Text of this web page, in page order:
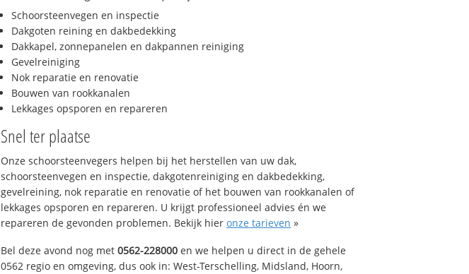
Schoorsteenvegen en inspectie
Dakgoten reining en dakbedekking
Dakkapel, zonnepanelen en dakpannen reiniging
Gevelreiniging
Nok reparatie en renovatie
Bouwen van rookkanalen
Lekkages opsporen en repareren
Snel ter plaatse
Onze schoorsteenvegers helpen bij het herstellen van uw dak,
schoorsteenvegen en inspectie, dakgotenreiniging en dakbedekking,
gevelreining, nok reparatie en renovatie of het bouwen van rookkanalen of
lekkages opsporen en repareren. U krijgt professioneel advies én we
repareren de gevonden problemen. Bekijk hier onze tarieven »
Bel deze avond nog met 0562-228000 en we helpen u direct in de gehele
0562 regio en omgeving, dus ook in: West-Terschelling, Midsland, Hoorn,